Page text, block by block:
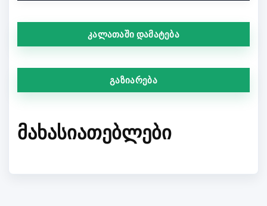
კალათაში დამატება
გაზიარება
ᲛᲐᲮᲐᲡᲘᲐᲗᲔᲑᲚᲔᲑᲘ